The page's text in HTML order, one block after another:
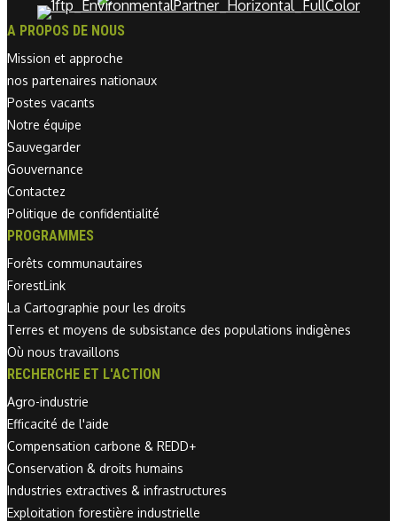
A PROPOS DE NOUS
Mission et approche
nos partenaires nationaux
Postes vacants
Notre équipe
Sauvegarder
Gouvernance
Contactez
Politique de confidentialité
PROGRAMMES
Forêts communautaires
ForestLink
La Cartographie pour les droits
Terres et moyens de subsistance des populations indigènes
Où nous travaillons
RECHERCHE ET L'ACTION
Agro-industrie
Efficacité de l'aide
Compensation carbone & REDD+
Conservation & droits humains
Industries extractives & infrastructures
Exploitation forestière industrielle